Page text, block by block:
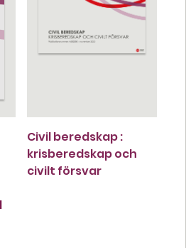
Civil beredskap :
krisberedskap och
civilt försvar